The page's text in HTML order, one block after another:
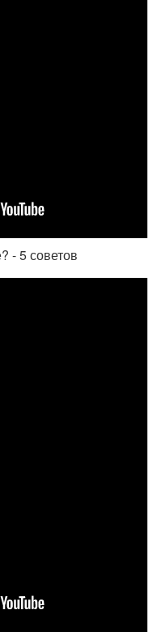
- 5 советов